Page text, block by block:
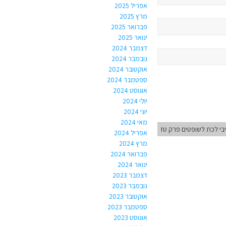
לכת לשופטים פרק טז
אפריל 2025
מרץ 2025
פברואר 2025
ינואר 2025
דצמבר 2024
נובמבר 2024
אוקטובר 2024
ספטמבר 2024
אוגוסט 2024
יולי 2024
יוני 2024
מאי 2024
אפריל 2024
מרץ 2024
פברואר 2024
ינואר 2024
דצמבר 2023
נובמבר 2023
אוקטובר 2023
ספטמבר 2023
אוגוסט 2023